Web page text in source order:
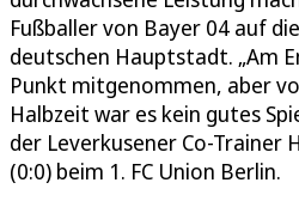
Fußballer von Bayer 04 auf
deutschen Hauptstadt. „Am
Punkt mitgenommen, aber
Halbzeit war es kein gutes
der Leverkusener Co-Trainer
(0:0) beim 1. FC Union Berlin.